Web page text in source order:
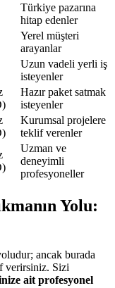
Türkiye pazarına
hitap edenler
Yerel müşteri
arayanlar
Uzun vadeli yerli iş
isteyenler
Hazır paket satmak
isteyenler
Kurumsal projelere
teklif verenler
Uzman ve
deneyimli
profesyoneller
Yolu:
ancak burada
verirsiniz. Sizi
ait profesyonel